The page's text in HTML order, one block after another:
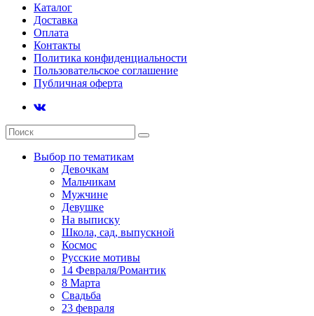
Каталог
Доставка
Оплата
Контакты
Политика конфиденциальности
Пользовательское соглашение
Публичная оферта
Выбор по тематикам
Девочкам
Мальчикам
Мужчине
Девушке
На выписку
Школа, сад, выпускной
Космос
Русские мотивы
14 Февраля/Романтик
8 Марта
Свадьба
23 февраля